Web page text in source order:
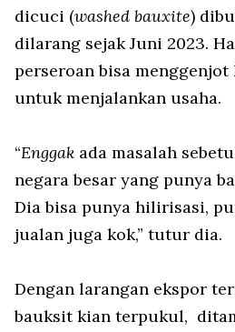
dicuci (washed bauxite)
dilarang sejak Juni 2023.
perseroan bisa
untuk menjalankan usaha.
“Enggak ada masalah
negara besar yang punya
Dia bisa punya hilirisasi,
jualan juga kok,” tutur dia.
Dengan larangan ekspor
bauksit kian terpukul,